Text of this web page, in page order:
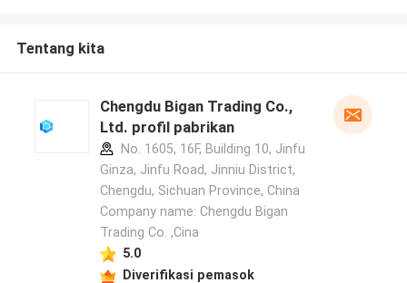
Tentang kita
Chengdu Bigan Trading Co.,
Ltd. profil pabrikan
No. 1605, 16F, Building 10, Jinfu
Ginza, Jinfu Road, Jinniu District,
Chengdu, Sichuan Province, China
Company name: Chengdu Bigan
Trading Co. ,Cina
5.0
Diverifikasi pemasok